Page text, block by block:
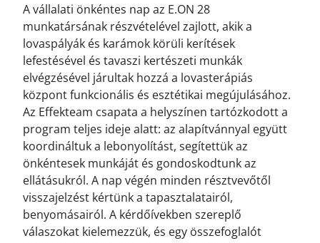
A vállalati önkéntes nap az E.ON 28
munkatársának részvételével zajlott, akik a
lovaspályák és karámok körüli kerítések
lefestésével és tavaszi kertészeti munkák
elvégzésével járultak hozzá a lovasterápiás
központ funkcionális és esztétikai megújulásához.
Az Effekteam csapata a helyszínen tartózkodott a
program teljes ideje alatt: az alapítvánnyal együtt
koordináltuk a lebonyolítást, segítettük az
önkéntesek munkáját és gondoskodtunk az
ellátásukról. A nap végén minden résztvevőtől
visszajelzést kértünk a tapasztalatairól,
benyomásairól. A kérdőívekben szereplő
válaszokat kielemezzük, és egy összefoglalót